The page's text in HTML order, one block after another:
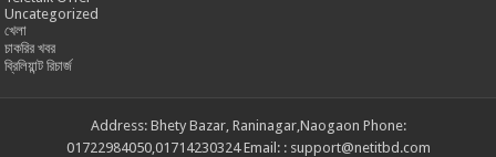
Uncategorized
খেলা
চাকরির খবর
ব্রিলিয়ান্ট রিচার্জ
Address: Bhety Bazar, Raninagar,Naogaon Phone:
01722984050,01714230324 Email: : support@netitbd.com